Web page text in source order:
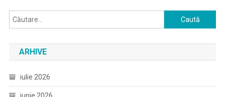
Caută
după:
ARHIVE
iulie 2026